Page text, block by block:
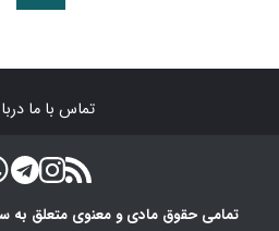
تماس با ما
تمامی حقوق مادی و معنوی متعلق به